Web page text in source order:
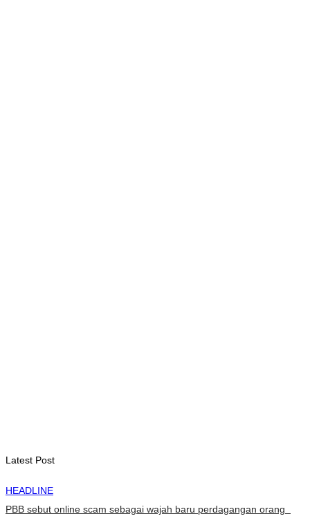
Latest Post
HEADLINE
PBB sebut online scam sebagai wajah baru perdagangan orang